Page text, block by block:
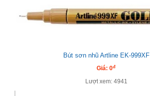
Bút sơn nhũ Artline EK-999XF
Giá: 0đ
Lượt xem: 4941